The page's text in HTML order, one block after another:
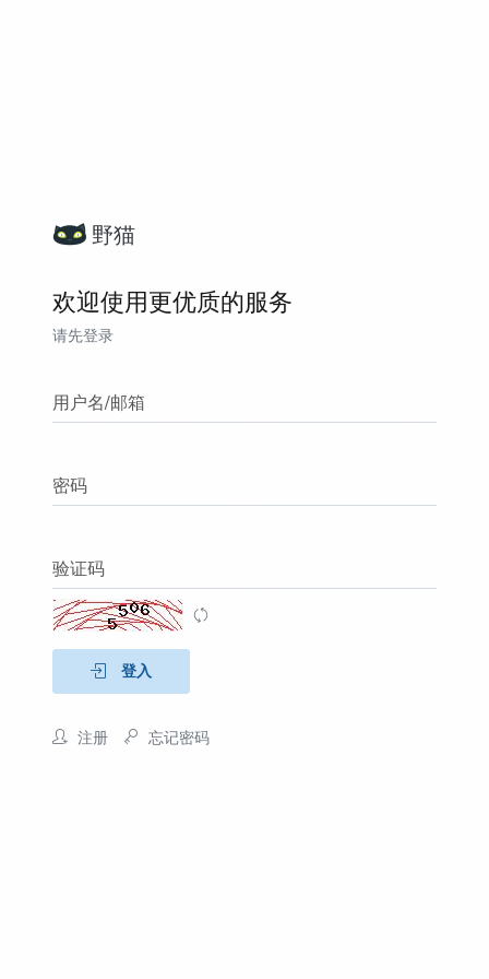
野猫
欢迎使用更优质的服务
请先登录
用户名/邮箱
密码
验证码
登入
注册 忘记密码